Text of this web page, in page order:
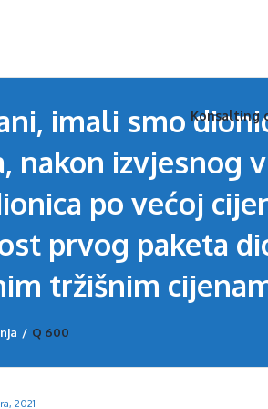
Konsalting
imali smo
nakon izvjesnog
po većoj
prvog paketa
tržišnim
/ Q 600
2021